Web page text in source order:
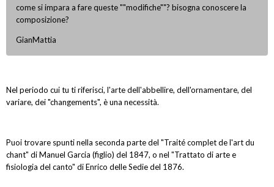
come si impara a fare queste ""modifiche""? bisogna conoscere la
composizione?
GianMattia
Nel periodo cui tu ti riferisci, l'arte dell'abbellire, dell'ornamentare, del
variare, dei "changements", è una necessità.
Puoi trovare spunti nella seconda parte del "Traité complet de l'art du
chant" di Manuel Garcia (figlio) del 1847, o nel "Trattato di arte e
fisiologia del canto" di Enrico delle Sedie del 1876.